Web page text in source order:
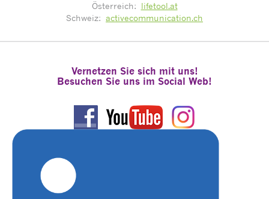
Österreich: lifetool.at
Schweiz: activecommunication.ch
Vernetzen Sie sich mit uns!
Besuchen Sie uns im Social Web!